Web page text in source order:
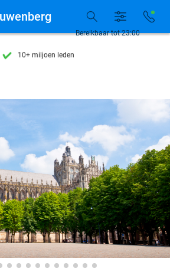
7 dagen per week beschikbaar
10+ miljoen leden
7 dagen per week beschikbaar
10+ miljoen leden
Bereikbaar tot 23:00